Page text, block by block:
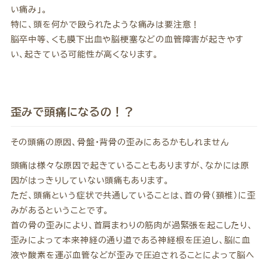
い痛み」。
特に、頭を何かで殴られたような痛みは要注意！
脳卒中等、くも膜下出血や脳梗塞などの血管障害が起きやす
い、起きている可能性が高くなります。
歪みで頭痛になるの！？
その頭痛の原因、骨盤・背骨の歪みにあるかもしれません
頭痛は様々な原因で起きていることもありますが、なかには原
因がはっきりしていない頭痛もあります。
ただ、頭痛という症状で共通していることは、首の骨(頚椎)に歪
みがあるということです。
首の骨の歪みにより、首肩まわりの筋肉が過緊張を起こしたり、
歪みによって本来神経の通り道である神経根を圧迫し、脳に血
液や酸素を運ぶ血管などが歪みで圧迫されることによって脳へ